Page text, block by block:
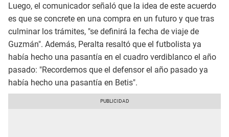
Luego, el comunicador señaló que la idea de este acuerdo
es que se concrete en una compra en un futuro y que tras
culminar los trámites, "se definirá la fecha de viaje de
Guzmán". Además, Peralta resaltó que el futbolista ya
había hecho una pasantía en el cuadro verdiblanco el año
pasado: "Recordemos que el defensor el año pasado ya
había hecho una pasantía en Betis".